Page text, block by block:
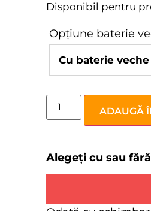
Disponibil pentru
Opțiune baterie
Cu baterie
ADAUGĂ
Alegeți cu sau